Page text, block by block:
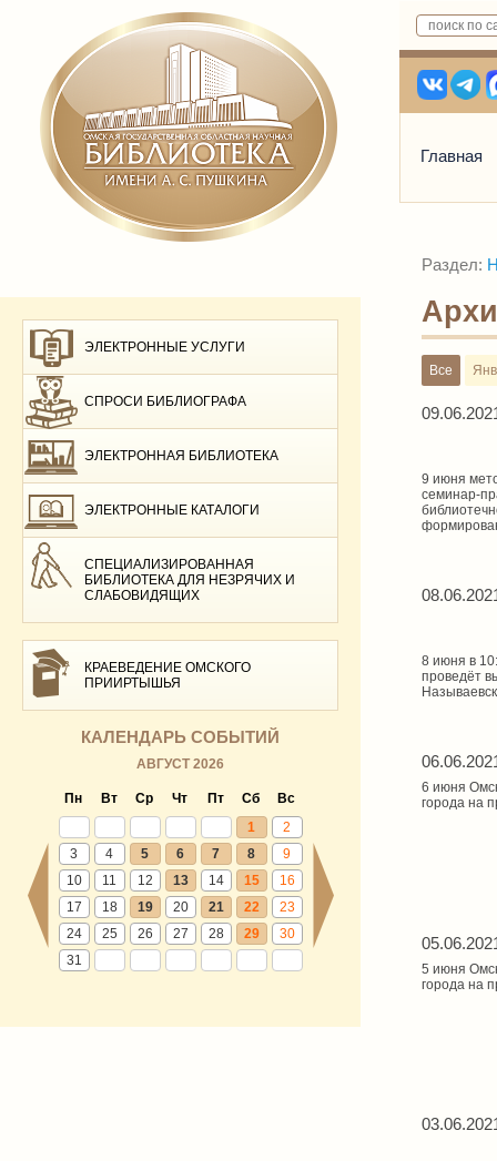
Главная
ЭЛЕКТРОННЫЕ УСЛУГИ
СПРОСИ БИБЛИОГРАФА
ЭЛЕКТРОННАЯ БИБЛИОТЕКА
ЭЛЕКТРОННЫЕ КАТАЛОГИ
СПЕЦИАЛИЗИРОВАННАЯ
БИБЛИОТЕКА ДЛЯ НЕЗРЯЧИХ И
СЛАБОВИДЯЩИХ
КРАЕВЕДЕНИЕ ОМСКОГО
ПРИИРТЫШЬЯ
КАЛЕНДАРЬ СОБЫТИЙ
АВГУСТ 2026
Пн Вт Ср Чт Пт Сб
Вс
1
2
3
4 5 6 7 8
9
10
11 12 13 14 15
16
17
18 19 20 21 22
23
24
25 26 27 28 29
30
31
Раздел:
Все
9 июня
семинар-
8 июня в
проведёт
6 июня
города на
5 июня
города на